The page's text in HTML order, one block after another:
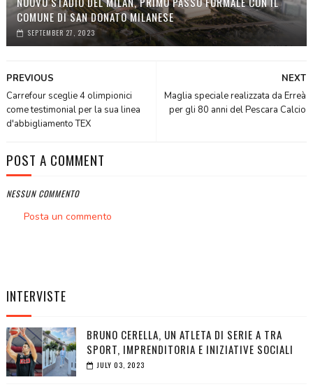
COMUNE DI SAN DONATO MILANESE
SEPTEMBER 27, 2023
NEXT
Maglia speciale realizzata da Erreà
per gli 80 anni del Pescara Calcio
PREVIOUS
Carrefour sceglie 4 olimpionici
come testimonial per la sua linea
d'abbigliamento TEX
POST A COMMENT
NESSUN COMMENTO
Posta un commento
INTERVISTE
BRUNO CERELLA, UN ATLETA DI SERIE A TRA
SPORT, IMPRENDITORIA E INIZIATIVE SOCIALI
JULY 03, 2023